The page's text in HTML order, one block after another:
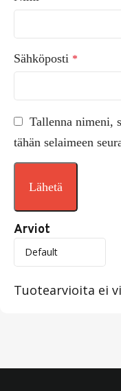
Arviot
Tuotearvioita ei
Sähköposti *
Tallenna nimeni,
tähän selaimeen